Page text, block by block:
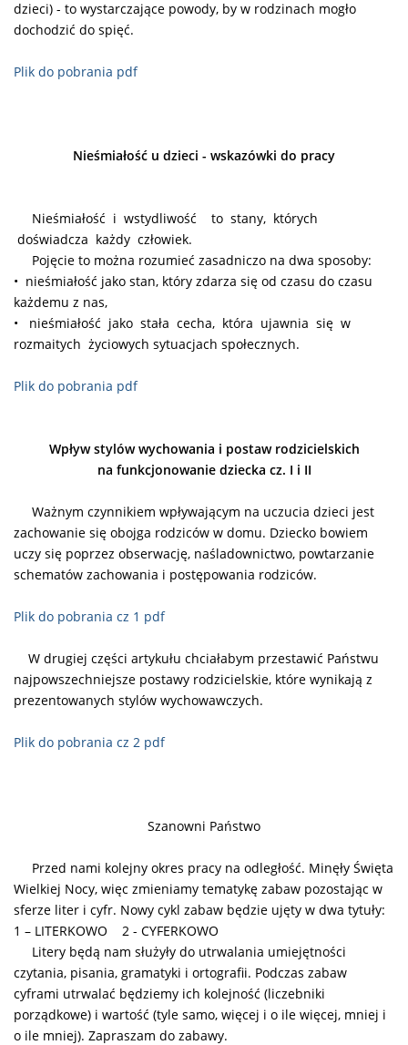
dzieci) - to wystarczające powody, by w rodzinach mogło
dochodzić do spięć.
Plik do pobrania pdf
Nieśmiałość u dzieci - wskazówki do pracy
Nieśmiałość i wstydliwość to stany, których
doświadcza każdy człowiek.
Pojęcie to można rozumieć zasadniczo na dwa sposoby:
• nieśmiałość jako stan, który zdarza się od czasu do czasu
każdemu z nas,
• nieśmiałość jako stała cecha, która ujawnia się w
rozmaitych życiowych sytuacjach społecznych.
Plik do pobrania pdf
Wpływ stylów wychowania i postaw rodzicielskich
na funkcjonowanie dziecka cz. I i II
Ważnym czynnikiem wpływającym na uczucia dzieci jest
zachowanie się obojga rodziców w domu. Dziecko bowiem
uczy się poprzez obserwację, naśladownictwo, powtarzanie
schematów zachowania i postępowania rodziców.
Plik do pobrania cz 1 pdf
W drugiej części artykułu chciałabym przestawić Państwu
najpowszechniejsze postawy rodzicielskie, które wynikają z
prezentowanych stylów wychowawczych.
Plik do pobrania cz 2 pdf
Szanowni Państwo
Przed nami kolejny okres pracy na odległość. Minęły Święta
Wielkiej Nocy, więc zmieniamy tematykę zabaw pozostając w
sferze liter i cyfr. Nowy cykl zabaw będzie ujęty w dwa tytuły:
1 – LITERKOWO 2 - CYFERKOWO
Litery będą nam służyły do utrwalania umiejętności
czytania, pisania, gramatyki i ortografii. Podczas zabaw
cyframi utrwalać będziemy ich kolejność (liczebniki
porządkowe) i wartość (tyle samo, więcej i o ile więcej, mniej i
o ile mniej). Zapraszam do zabawy.